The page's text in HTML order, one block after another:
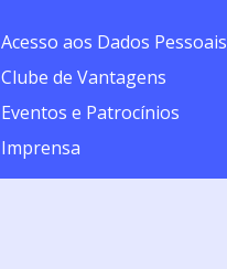
Acesso aos Dados Pessoais
Clube de Vantagens
Eventos e Patrocínios
Imprensa